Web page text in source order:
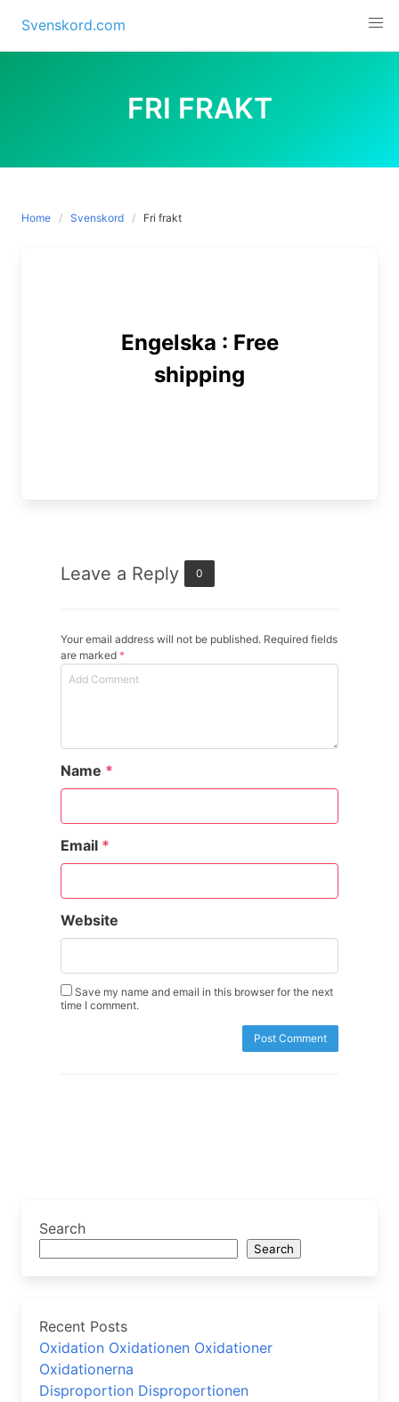
content
Svenskord.com
FRI FRAKT
Home Svenskord Fri frakt
Engelska : Free
shipping
Leave a Reply 0
Your email address will not be published. Required fields
are marked *
Name *
Email *
Website
Save my name and email in this browser for the next
time I comment.
Search
Search
Recent Posts
Oxidation Oxidationen Oxidationer
Oxidationerna
Disproportion Disproportionen